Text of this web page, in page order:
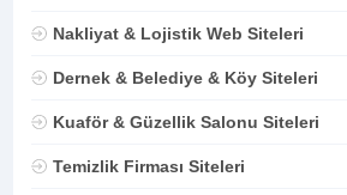
Nakliyat & Lojistik Web Siteleri
Dernek & Belediye & Köy Siteleri
Kuaför & Güzellik Salonu Siteleri
Temizlik Firması Siteleri